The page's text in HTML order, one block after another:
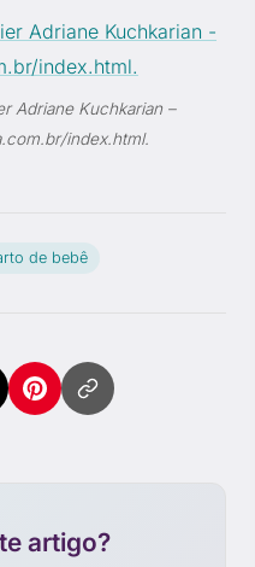
Adriane Kuchkarian –
index.html.
de bebê
artigo?